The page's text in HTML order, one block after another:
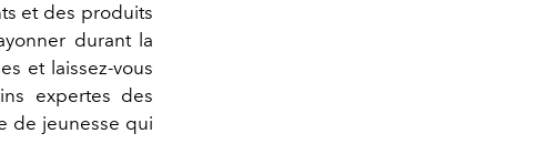
et des produits
durant la
et laissez-vous
expertes des
de jeunesse qui